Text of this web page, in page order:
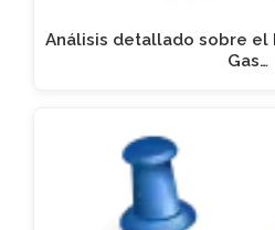
Análisis detallado sobre el
Gas…